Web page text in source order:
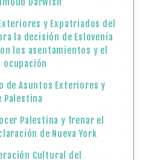
Darwish
y Expatriados del
la decisión de Eslovenia
los asentamientos y el
ocupación
de Asuntos Exteriores y
Palestina
Palestina y frenar el
de Nueva York
Cultural del